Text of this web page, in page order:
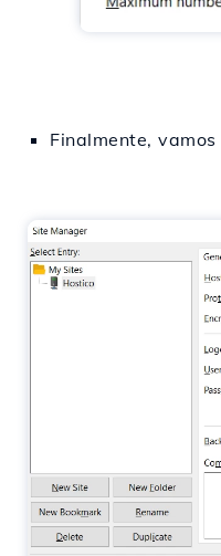
Finalmente,